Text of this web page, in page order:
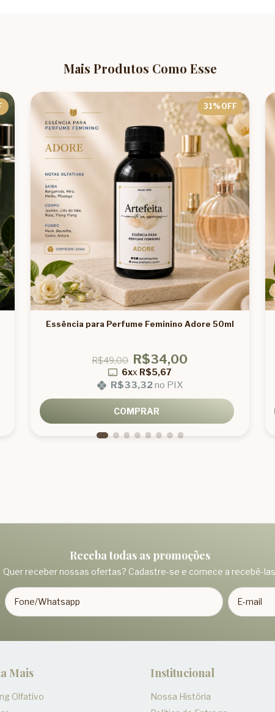
Mais Produtos Como Esse
31% OFF
Essência para Perfume Feminino Adore 50ml
R$49,00 R$34,00
6xx R$5,67
R$33,32no PIX
COMPRAR
Receba todas as promoções
Quer receber nossas ofertas? Cadastre-se e comece a recebê-
Mais
Olfativo
Institucional
Nossa História